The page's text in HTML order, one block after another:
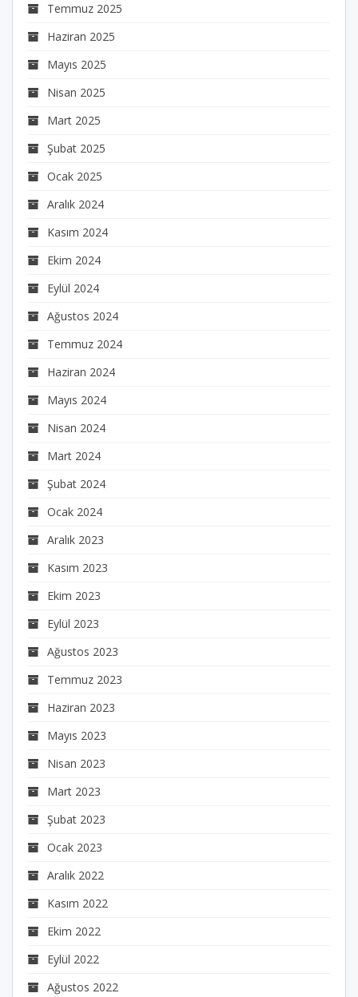
Temmuz 2025
Haziran 2025
Mayıs 2025
Nisan 2025
Mart 2025
Şubat 2025
Ocak 2025
Aralık 2024
Kasım 2024
Ekim 2024
Eylül 2024
Ağustos 2024
Temmuz 2024
Haziran 2024
Mayıs 2024
Nisan 2024
Mart 2024
Şubat 2024
Ocak 2024
Aralık 2023
Kasım 2023
Ekim 2023
Eylül 2023
Ağustos 2023
Temmuz 2023
Haziran 2023
Mayıs 2023
Nisan 2023
Mart 2023
Şubat 2023
Ocak 2023
Aralık 2022
Kasım 2022
Ekim 2022
Eylül 2022
Ağustos 2022